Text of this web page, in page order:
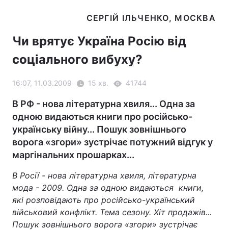
Чи врятує Україна Росію від
соціального вибуху?
16:07, 11.03.2009 15 хв. 41744
В РФ - нова літературна хвиля... Одна за
одною видаються книги про російсько-
українську війну... Пошук зовнішнього
ворога «згори» зустрічає потужний відгук у
маргінальних прошарках...
В Росії - нова літературна хвиля, літературна
мода - 2009. Одна за одною видаються книги,
які розповідають про російсько-український
військовий конфлікт. Тема сезону. Хіт продажів...
Пошук зовнішнього ворога «згори» зустрічає